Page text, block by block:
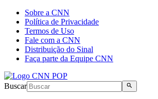
Sobre a CNN
Política de Privacidade
Termos de Uso
Fale com a CNN
Distribuição do Sinal
Faça parte da Equipe CNN
Buscar